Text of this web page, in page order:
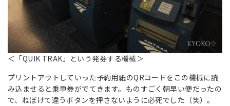
＜「QUIK TRAK」という発券する機械＞
プリントアウトしていった予約用紙のQRコードをこの機械に読
み込ませると乗車券がでてきます。ものすごく朝早い便だったの
で、ねぼけて違うボタンを押さないように必死でした（笑）。